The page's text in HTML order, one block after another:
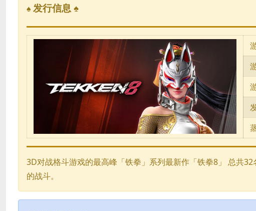
♠ 发行信息 ♠
3D对战格斗游戏的最高峰「铁拳」系列最新作「铁拳8」 总共
的战斗。